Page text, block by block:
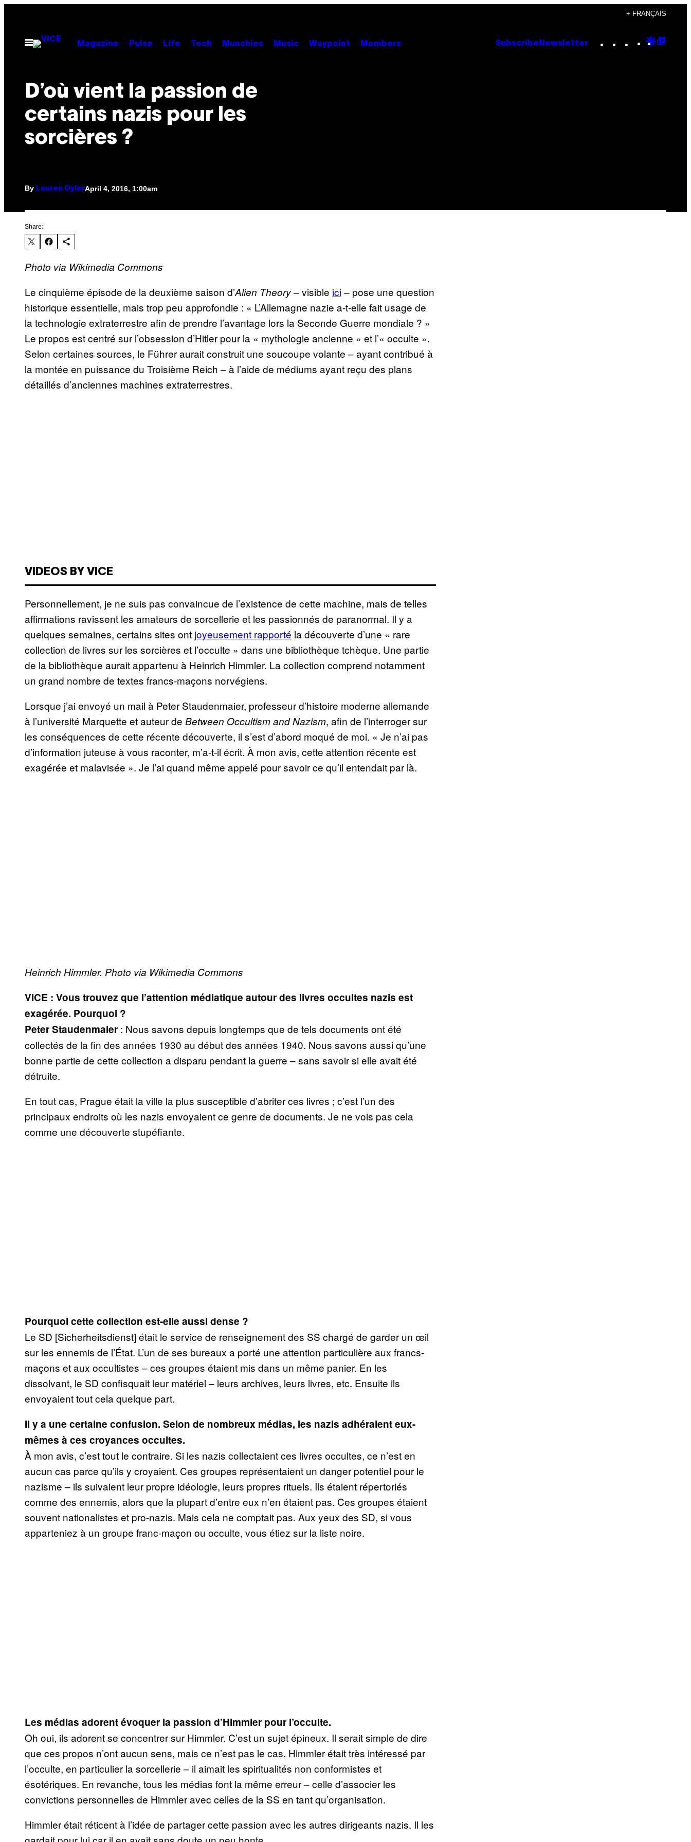
content
+ FRANÇAIS
Open
Menu
Magazine Pulse Life Tech Munchies Music Waypoint Members Subscribe Newsletter Instagram
TikTok
YouTube
Google
D’où vient la passion de
certains nazis pour les
sorcières ?
By Lauren OylerApril 4, 2016, 1:00am
Share:
Photo via Wikimedia Commons
Le cinquième épisode de la deuxième saison d’Alien Theory– visible ici– pose une question
historique essentielle, mais trop peu approfondie : « L’Allemagne nazie a-t-elle fait usage de
la technologie extraterrestre afin de prendre l’avantage lors la Seconde Guerre mondiale ? »
Le propos est centré sur l’obsession d’Hitler pour la « mythologie ancienne » et l’« occulte ».
Selon certaines sources, le Führer aurait construit une soucoupe volante – ayant contribué à
la montée en puissance du Troisième Reich – à l’aide de médiums ayant reçu des plans
détaillés d’anciennes machines extraterrestres.
VIDEOS BY VICE
Personnellement, je ne suis pas convaincue de l’existence de cette machine, mais de telles
affirmations ravissent les amateurs de sorcellerie et les passionnés de paranormal. Il y a
quelques semaines, certains sites ont joyeusement rapporté la découverte d’une « rare
collection de livres sur les sorcières et l’occulte » dans une bibliothèque tchèque. Une partie
de la bibliothèque aurait appartenu à Heinrich Himmler. La collection comprend notamment
un grand nombre de textes francs-maçons norvégiens.
Lorsque j’ai envoyé un mail à Peter Staudenmaier, professeur d’histoire moderne allemande
à l’université Marquette et auteur de Between Occultism and Nazism, afin de l’interroger sur
les conséquences de cette récente découverte, il s’est d’abord moqué de moi. « Je n’ai pas
d’information juteuse à vous raconter, m’a-t-il écrit. À mon avis, cette attention récente est
exagérée et malavisée ». Je l’ai quand même appelé pour savoir ce qu’il entendait par là.
Heinrich Himmler. Photo via Wikimedia Commons
VICE : Vous trouvez que l’attention médiatique autour des livres occultes nazis est
exagérée. Pourquoi ?
Peter Staudenmaier : Nous savons depuis longtemps que de tels documents ont été
collectés de la fin des années 1930 au début des années 1940. Nous savons aussi qu’une
bonne partie de cette collection a disparu pendant la guerre – sans savoir si elle avait été
détruite.
En tout cas, Prague était la ville la plus susceptible d’abriter ces livres ; c’est l’un des
principaux endroits où les nazis envoyaient ce genre de documents. Je ne vois pas cela
comme une découverte stupéfiante.
Pourquoi cette collection est-elle aussi dense ?
Le SD [Sicherheitsdienst] était le service de renseignement des SS chargé de garder un œil
sur les ennemis de l’État. L’un de ses bureaux a porté une attention particulière aux francs-
maçons et aux occultistes – ces groupes étaient mis dans un même panier. En les
dissolvant, le SD confisquait leur matériel – leurs archives, leurs livres, etc. Ensuite ils
envoyaient tout cela quelque part.
Il y a une certaine confusion. Selon de nombreux médias, les nazis adhéraient eux-
mêmes à ces croyances occultes.
À mon avis, c’est tout le contraire. Si les nazis collectaient ces livres occultes, ce n’est en
aucun cas parce qu’ils y croyaient. Ces groupes représentaient un danger potentiel pour le
nazisme – ils suivaient leur propre idéologie, leurs propres rituels. Ils étaient répertoriés
comme des ennemis, alors que la plupart d’entre eux n’en étaient pas. Ces groupes étaient
souvent nationalistes et pro-nazis. Mais cela ne comptait pas. Aux yeux des SD, si vous
apparteniez à un groupe franc-maçon ou occulte, vous étiez sur la liste noire.
Les médias adorent évoquer la passion d’Himmler pour l’occulte.
Oh oui, ils adorent se concentrer sur Himmler. C’est un sujet épineux. Il serait simple de dire
que ces propos n’ont aucun sens, mais ce n’est pas le cas. Himmler était très intéressé par
l’occulte, en particulier la sorcellerie – il aimait les spiritualités non conformistes et
ésotériques. En revanche, tous les médias font la même erreur – celle d’associer les
convictions personnelles de Himmler avec celles de la SS en tant qu’organisation.
Himmler était réticent à l’idée de partager cette passion avec les autres dirigeants nazis. Il les